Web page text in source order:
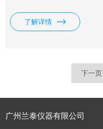
了解详情
下一页
广州兰泰仪器有限公司